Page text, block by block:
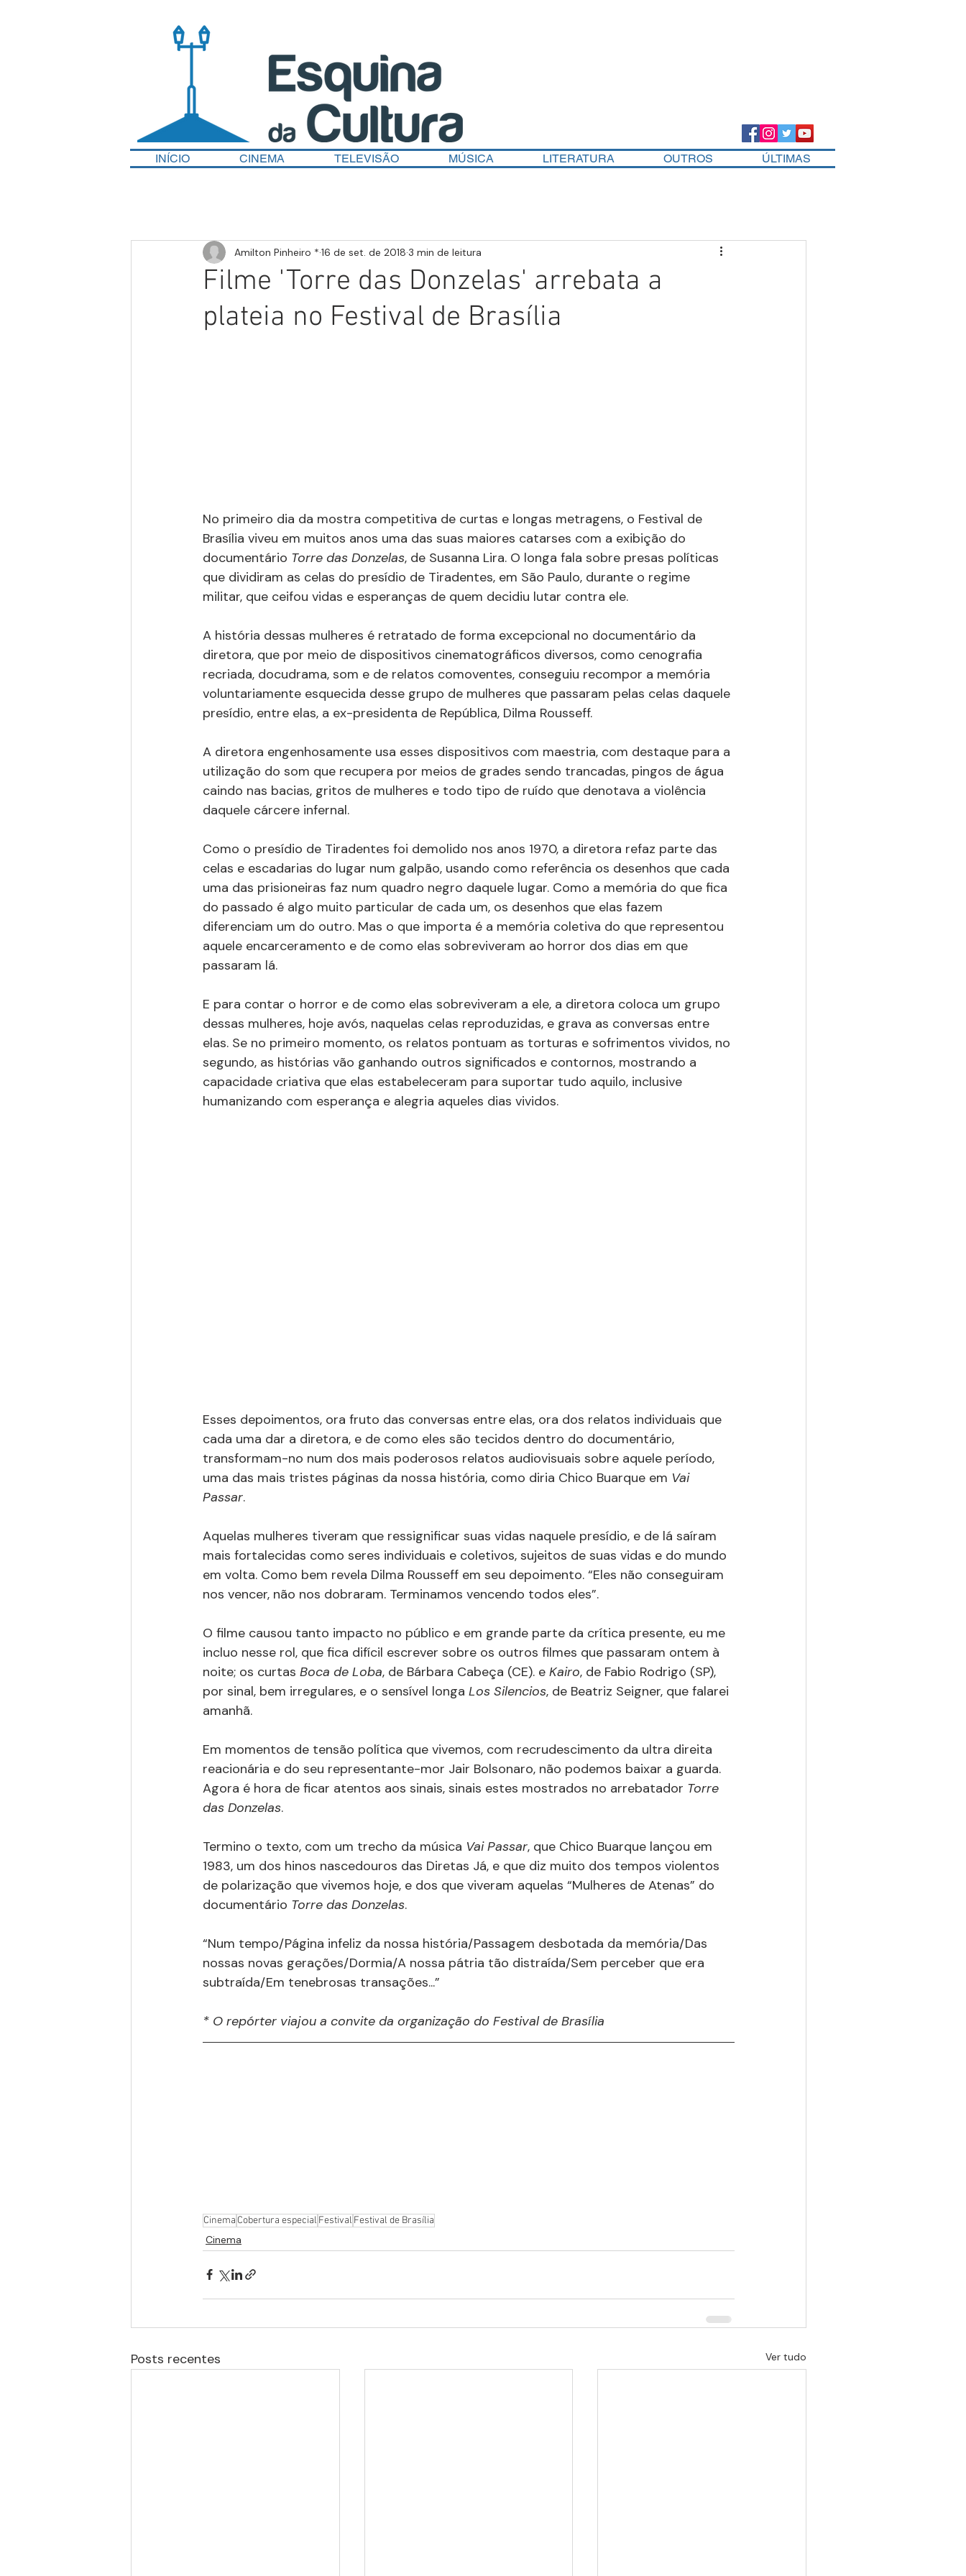
INÍCIO CINEMA TELEVISÃO MÚSICA LITERATURA OUTROS ÚLTIMAS
Filme 'Torre das Donzelas' arrebata a
plateia no Festival de Brasília
Amilton Pinheiro * 16 de set. de 2018 3 min de leitura
No primeiro dia da mostra competitiva de curtas e longas metragens, o Festival de
Brasília viveu em muitos anos uma das suas maiores catarses com a exibição do
documentário Torre das Donzelas, de Susanna Lira. O longa fala sobre presas políticas
que dividiram as celas do presídio de Tiradentes, em São Paulo, durante o regime
militar, que ceifou vidas e esperanças de quem decidiu lutar contra ele.
A história dessas mulheres é retratado de forma excepcional no documentário da
diretora, que por meio de dispositivos cinematográficos diversos, como cenografia
recriada, docudrama, som e de relatos comoventes, conseguiu recompor a memória
voluntariamente esquecida desse grupo de mulheres que passaram pelas celas daquele
presídio, entre elas, a ex-presidenta de República, Dilma Rousseff.
A diretora engenhosamente usa esses dispositivos com maestria, com destaque para a
utilização do som que recupera por meios de grades sendo trancadas, pingos de água
caindo nas bacias, gritos de mulheres e todo tipo de ruído que denotava a violência
daquele cárcere infernal.
Como o presídio de Tiradentes foi demolido nos anos 1970, a diretora refaz parte das
celas e escadarias do lugar num galpão, usando como referência os desenhos que cada
uma das prisioneiras faz num quadro negro daquele lugar. Como a memória do que fica
do passado é algo muito particular de cada um, os desenhos que elas fazem
diferenciam um do outro. Mas o que importa é a memória coletiva do que representou
aquele encarceramento e de como elas sobreviveram ao horror dos dias em que
passaram lá.
E para contar o horror e de como elas sobreviveram a ele, a diretora coloca um grupo
dessas mulheres, hoje avós, naquelas celas reproduzidas, e grava as conversas entre
elas. Se no primeiro momento, os relatos pontuam as torturas e sofrimentos vividos, no
segundo, as histórias vão ganhando outros significados e contornos, mostrando a
capacidade criativa que elas estabeleceram para suportar tudo aquilo, inclusive
humanizando com esperança e alegria aqueles dias vividos.
Esses depoimentos, ora fruto das conversas entre elas, ora dos relatos individuais que
cada uma dar a diretora, e de como eles são tecidos dentro do documentário,
transformam-no num dos mais poderosos relatos audiovisuais sobre aquele período,
uma das mais tristes páginas da nossa história, como diria Chico Buarque em Vai
Passar.
Aquelas mulheres tiveram que ressignificar suas vidas naquele presídio, e de lá saíram
mais fortalecidas como seres individuais e coletivos, sujeitos de suas vidas e do mundo
em volta. Como bem revela Dilma Rousseff em seu depoimento. “Eles não conseguiram
nos vencer, não nos dobraram. Terminamos vencendo todos eles”.
O filme causou tanto impacto no público e em grande parte da crítica presente, eu me
incluo nesse rol, que fica difícil escrever sobre os outros filmes que passaram ontem à
noite; os curtas Boca de Loba, de Bárbara Cabeça (CE). e Kairo, de Fabio Rodrigo (SP),
por sinal, bem irregulares, e o sensível longa Los Silencios, de Beatriz Seigner, que falarei
amanhã.
Em momentos de tensão política que vivemos, com recrudescimento da ultra direita
reacionária e do seu representante-mor Jair Bolsonaro, não podemos baixar a guarda.
Agora é hora de ficar atentos aos sinais, sinais estes mostrados no arrebatador Torre
das Donzelas.
Termino o texto, com um trecho da música Vai Passar, que Chico Buarque lançou em
1983, um dos hinos nascedouros das Diretas Já, e que diz muito dos tempos violentos
de polarização que vivemos hoje, e dos que viveram aquelas “Mulheres de Atenas” do
documentário Torre das Donzelas.
“Num tempo/Página infeliz da nossa história/Passagem desbotada da memória/Das
nossas novas gerações/Dormia/A nossa pátria tão distraída/Sem perceber que era
subtraída/Em tenebrosas transações...”
* O repórter viajou a convite da organização do Festival de Brasília
Cinema Cobertura especial Festival Festival de Brasília
Cinema
Posts recentes Ver tudo